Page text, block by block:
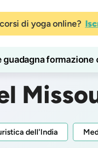
di yoga online?
guadagna formazione
dell'India